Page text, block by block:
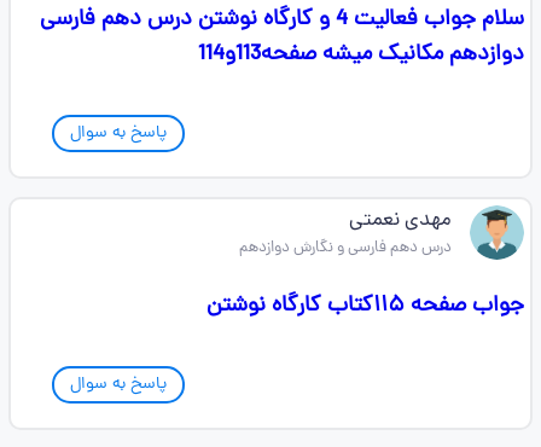
سلام جواب فعالیت 4 و کارگاه نوشتن درس دهم فارسی
دوازدهم مکانیک میشه صفحه113و114
پاسخ به سوال
مهدی نعمتی
درس دهم فارسی و نگارش دوازدهم
جواب صفحه ۱۱۵کتاب کارگاه نوشتن
پاسخ به سوال